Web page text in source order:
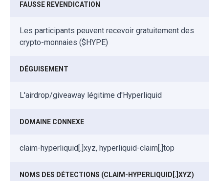
FAUSSE REVENDICATION
Les participants peuvent recevoir gratuitement des
crypto-monnaies ($HYPE)
DÉGUISEMENT
L'airdrop/giveaway légitime d'Hyperliquid
DOMAINE CONNEXE
claim-hyperliquid[.]xyz, hyperliquid-claim[.]top
NOMS DES DÉTECTIONS (CLAIM-HYPERLIQUID[.]XYZ)